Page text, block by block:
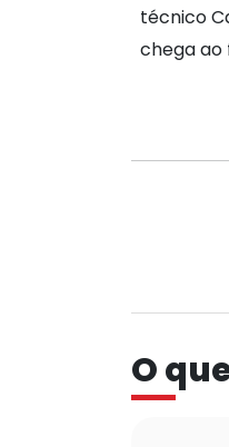
técnico
chega ao
O